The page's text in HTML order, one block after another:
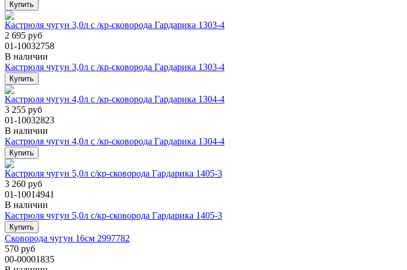
Кастрюля чугун 3,0л с /кр-сковорода Гардарика 1303-4
2 695 руб
01-10032758
В наличии
Кастрюля чугун 3,0л с /кр-сковорода Гардарика 1303-4
Кастрюля чугун 4,0л с /кр-сковорода Гардарика 1304-4
3 255 руб
01-10032823
В наличии
Кастрюля чугун 4,0л с /кр-сковорода Гардарика 1304-4
Кастрюля чугун 5,0л с/кр-сковорода Гардарика 1405-3
3 260 руб
01-10014941
В наличии
Кастрюля чугун 5,0л с/кр-сковорода Гардарика 1405-3
Сковорода чугун 16см 2997782
570 руб
00-00001835